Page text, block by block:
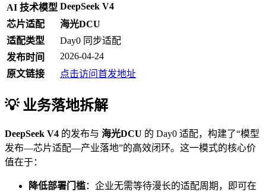
AI 技术模型 DeepSeek V4
芯片适配
海光DCU
适配类型
Day0 同步适配
发布时间
2026-04-24
原文链接
点击访问首发地址
💡 业务落地拆解
DeepSeek V4 的发布与 海光DCU 的 Day0 适配，构建了“模型
发布—芯片适配—产业落地”的高效闭环。这一模式的核心价
值在于：
降低部署门槛：企业无需等待漫长的适配周期，即可在